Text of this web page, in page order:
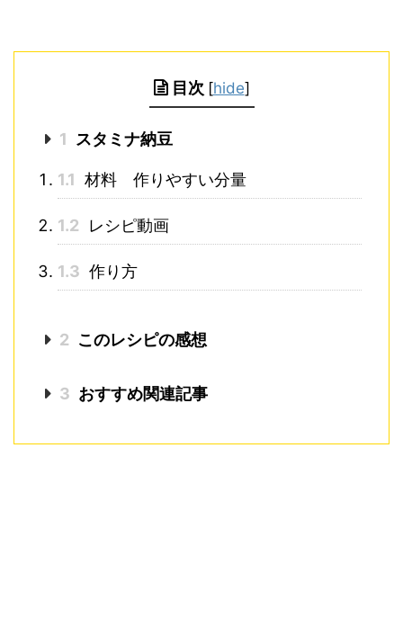
目次 [hide]
1 スタミナ納豆
1.1 材料 作りやすい分量
1.2 レシピ動画
1.3 作り方
2 このレシピの感想
3 おすすめ関連記事